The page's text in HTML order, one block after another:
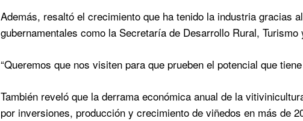
Además, resaltó el crecimiento que ha tenido la industria gracias
gubernamentales como la Secretaría de Desarrollo Rural, Turismo
“Queremos que nos visiten para que prueben el potencial que
También reveló que la derrama económica anual de la
por inversiones, producción y crecimiento de viñedos en más de